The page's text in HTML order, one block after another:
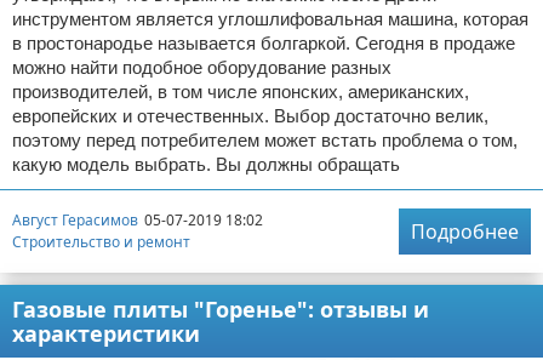
инструментом является углошлифовальная машина, которая
в простонародье называется болгаркой. Сегодня в продаже
можно найти подобное оборудование разных
производителей, в том числе японских, американских,
европейских и отечественных. Выбор достаточно велик,
поэтому перед потребителем может встать проблема о том,
какую модель выбрать. Вы должны обращать
Август Герасимов 05-07-2019 18:02
Строительство и ремонт
Подробнее
Газовые плиты "Горенье": отзывы и
характеристики